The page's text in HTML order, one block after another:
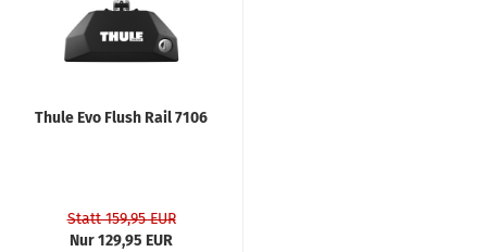
Thule Evo Flush Rail 7106
Statt 159,95 EUR
Nur 129,95 EUR